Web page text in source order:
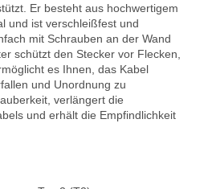
Er besteht aus hochwertigem
und ist verschleißfest und
mit Schrauben an der Wand
schützt den Stecker vor Flecken,
es Ihnen, das Kabel
und Unordnung zu
verlängert die
und erhält die Empfindlichkeit